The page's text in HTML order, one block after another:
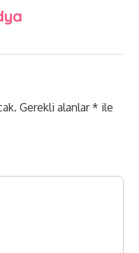
Gerekli alanlar* ile